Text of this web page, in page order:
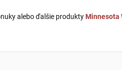
alebo ďalšie produkty Minnesota